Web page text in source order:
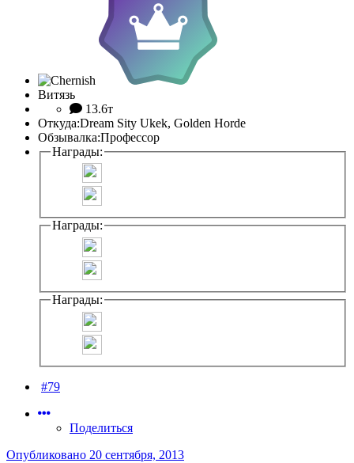
Витязь
13.6т
Откуда:Dream Sity Ukek, Golden Horde
Обзывалка:Профессор
Награды:
Награды:
Награды:
#79
Поделиться
Опубликовано 20 сентября, 2013